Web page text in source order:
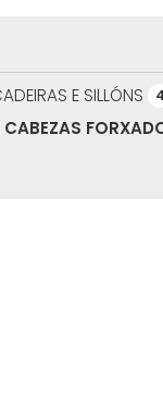
E SILLÓNS 4
CABEZAS